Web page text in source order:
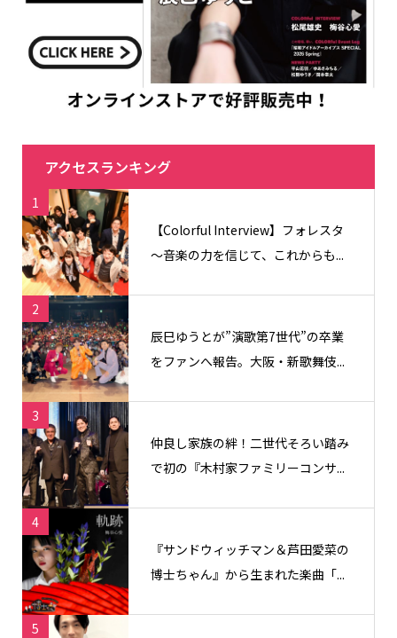
アクセスランキング
1
【Colorful Interview】フォレスタ
〜音楽の力を信じて、これからも...
2
辰巳ゆうとが”演歌第7世代”の卒業
をファンへ報告。大阪・新歌舞伎...
3
仲良し家族の絆！二世代そろい踏み
で初の『木村家ファミリーコンサ...
4
『サンドウィッチマン＆芦田愛菜の
博士ちゃん』から生まれた楽曲「...
5